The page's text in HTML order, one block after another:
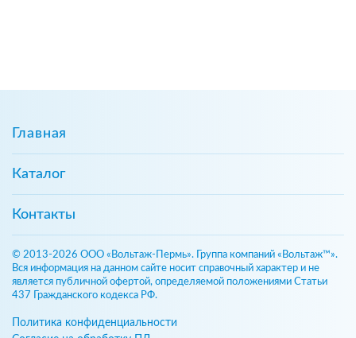
Главная
Каталог
Контакты
© 2013-2026 ООО «Вольтаж-Пермь». Группа компаний «Вольтаж™».
Вся информация на данном сайте носит справочный характер и не
является публичной офертой, определяемой положениями Статьи
437 Гражданского кодекса РФ.
Политика конфиденциальности